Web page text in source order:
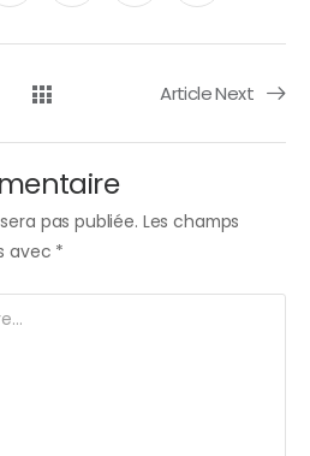
Article Next
pas publiée. Les champs
avec *